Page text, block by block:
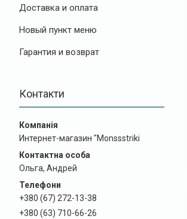
Доставка и оплата
Новый пункт меню
Гарантия и возврат
Контакти
Интернет-магазин "Monssstriki
Ольга, Андрей
+380 (67) 272-13-38
+380 (63) 710-66-26